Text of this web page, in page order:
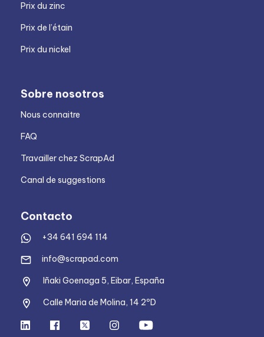
Prix du zinc
Prix de l’étain
Prix du nickel
Sobre nosotros
Nous connaitre
FAQ
Travailler chez ScrapAd
Canal de suggestions
Contacto
+34 641 694 114
info@scrapad.com
Iñaki Goenaga 5, Eibar, España
Calle Maria de Molina, 14 2ºD